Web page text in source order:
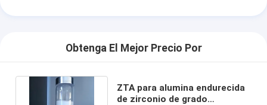
Obtenga El Mejor Precio Por
ZTA para alumina endurecida
de zirconio de grado